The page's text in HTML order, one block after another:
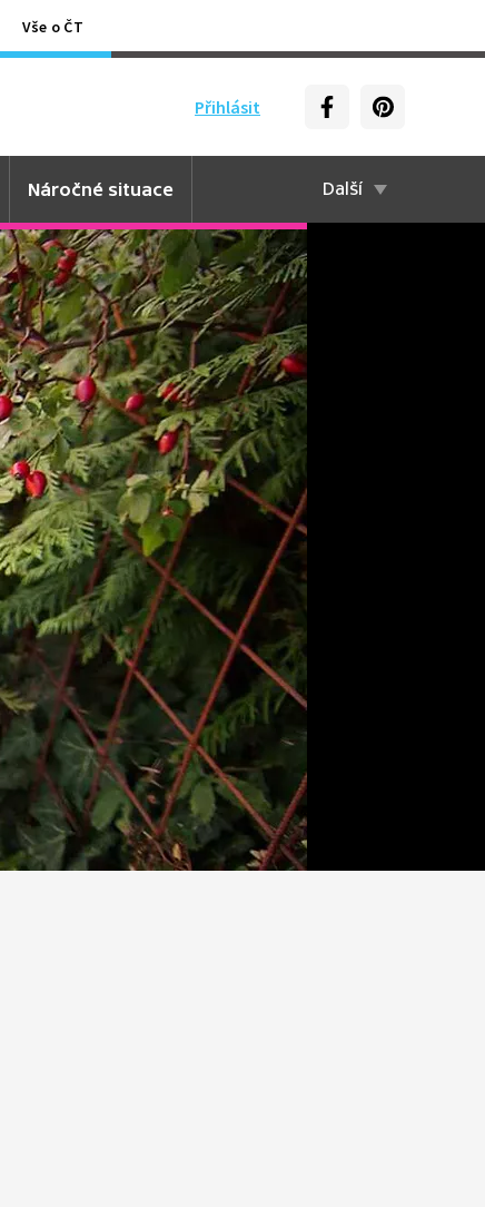
Vše o ČT
Přihlásit
Náročné situace Další